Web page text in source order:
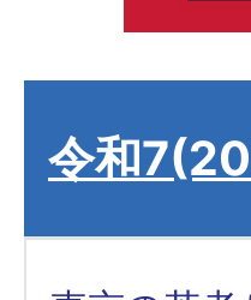
令和